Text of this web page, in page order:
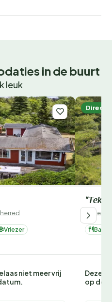
in de buurt
leuk
Vriezer
niet meer vrij
Direct
Deze
op de